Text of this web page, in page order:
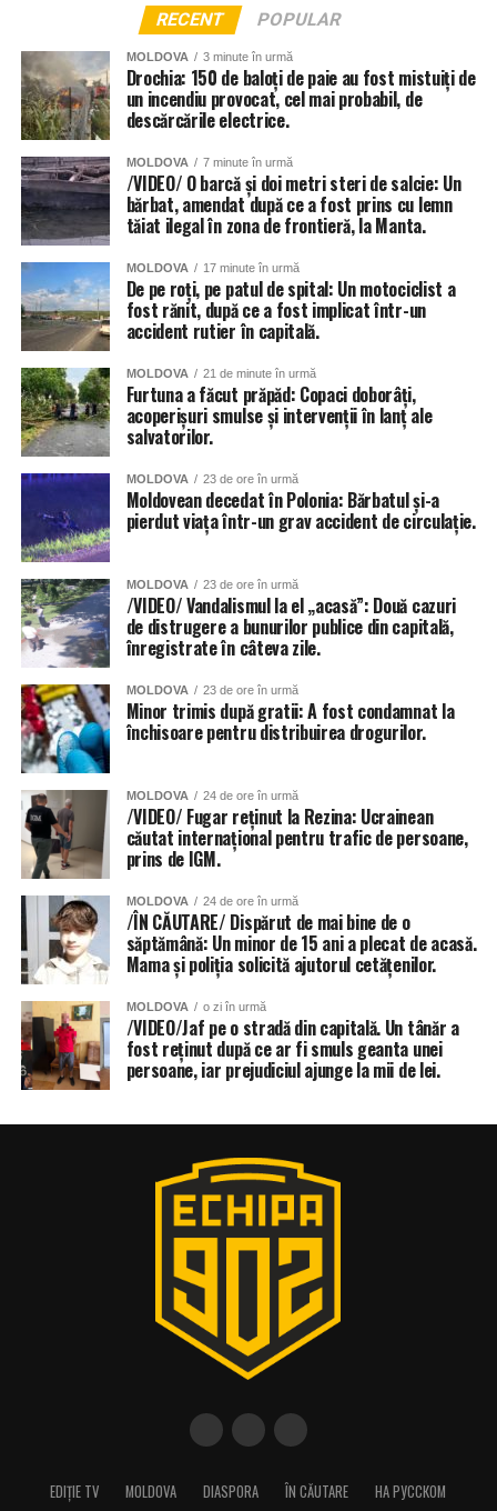
RECENT POPULAR
MOLDOVA 3 minute în urmă
Drochia: 150 de baloți de paie au fost mistuiți de
un incendiu provocat, cel mai probabil, de
descărcările electrice.
MOLDOVA 7 minute în urmă
/VIDEO/ O barcă și doi metri steri de salcie: Un
bărbat, amendat după ce a fost prins cu lemn
tăiat ilegal în zona de frontieră, la Manta.
MOLDOVA 17 minute în urmă
De pe roți, pe patul de spital: Un motociclist a
fost rănit, după ce a fost implicat într-un
accident rutier în capitală.
MOLDOVA 21 de minute în urmă
Furtuna a făcut prăpăd: Copaci doborâți,
acoperișuri smulse și intervenții în lanț ale
salvatorilor.
MOLDOVA 23 de ore în urmă
Moldovean decedat în Polonia: Bărbatul și-a
pierdut viața într-un grav accident de circulație.
MOLDOVA 23 de ore în urmă
/VIDEO/ Vandalismul la el „acasă”: Două cazuri
de distrugere a bunurilor publice din capitală,
înregistrate în câteva zile.
MOLDOVA 23 de ore în urmă
Minor trimis după gratii: A fost condamnat la
închisoare pentru distribuirea drogurilor.
MOLDOVA 24 de ore în urmă
/VIDEO/ Fugar reținut la Rezina: Ucrainean
căutat internațional pentru trafic de persoane,
prins de IGM.
MOLDOVA 24 de ore în urmă
/ÎN CĂUTARE/ Dispărut de mai bine de o
săptămână: Un minor de 15 ani a plecat de acasă.
Mama și poliția solicită ajutorul cetățenilor.
MOLDOVA o zi în urmă
/VIDEO/Jaf pe o stradă din capitală. Un tânăr a
fost reținut după ce ar fi smuls geanta unei
persoane, iar prejudiciul ajunge la mii de lei.
EDIȚIE TV MOLDOVA DIASPORA ÎN CĂUTARE НА РУССКОМ